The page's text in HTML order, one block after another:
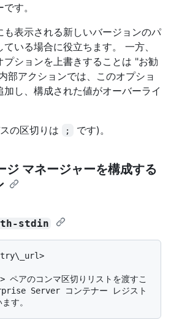
す。
も表示される新しいバージョンのパ
いる場合に役立ちます。 一方、
ションを上書きすることは "お勧
部アクションでは、このオプショ
加し、構成された値がオーバーライ
の区切りは
; です)。
ジ マネージャーを構成する
stdin
Server コンテナー レジスト